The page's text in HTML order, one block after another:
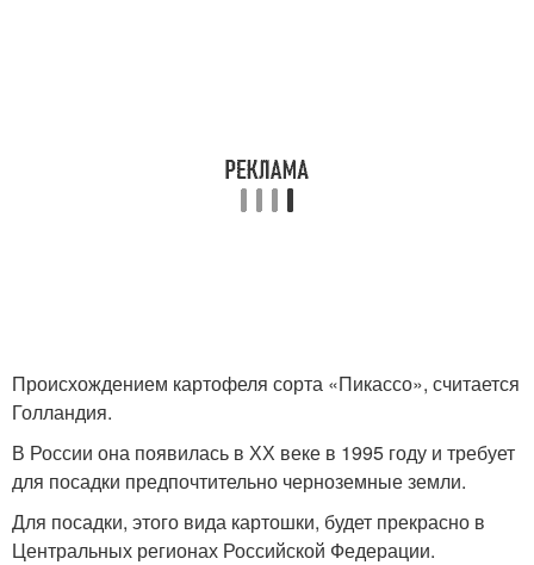
Происхождением картофеля сорта «Пикассо», считается
Голландия.
В России она появилась в ХХ веке в 1995 году и требует
для посадки предпочтительно черноземные земли.
Для посадки, этого вида картошки, будет прекрасно в
Центральных регионах Российской Федерации.